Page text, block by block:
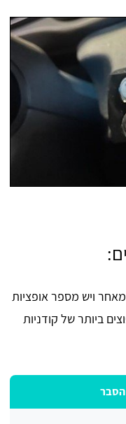
מאחר ויש מספר אופציות
ביותר של קודניות
הסבר